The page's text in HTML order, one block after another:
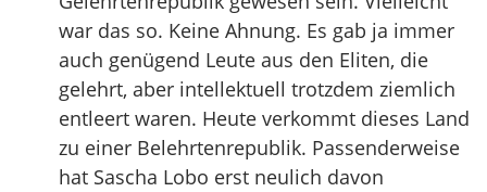
war das so. Keine Ahnung. Es gab ja immer
auch genügend Leute aus den Eliten, die
gelehrt, aber intellektuell trotzdem ziemlich
entleert waren. Heute verkommt dieses Land
zu einer Belehrtenrepublik. Passenderweise
hat Sascha Lobo erst neulich davon